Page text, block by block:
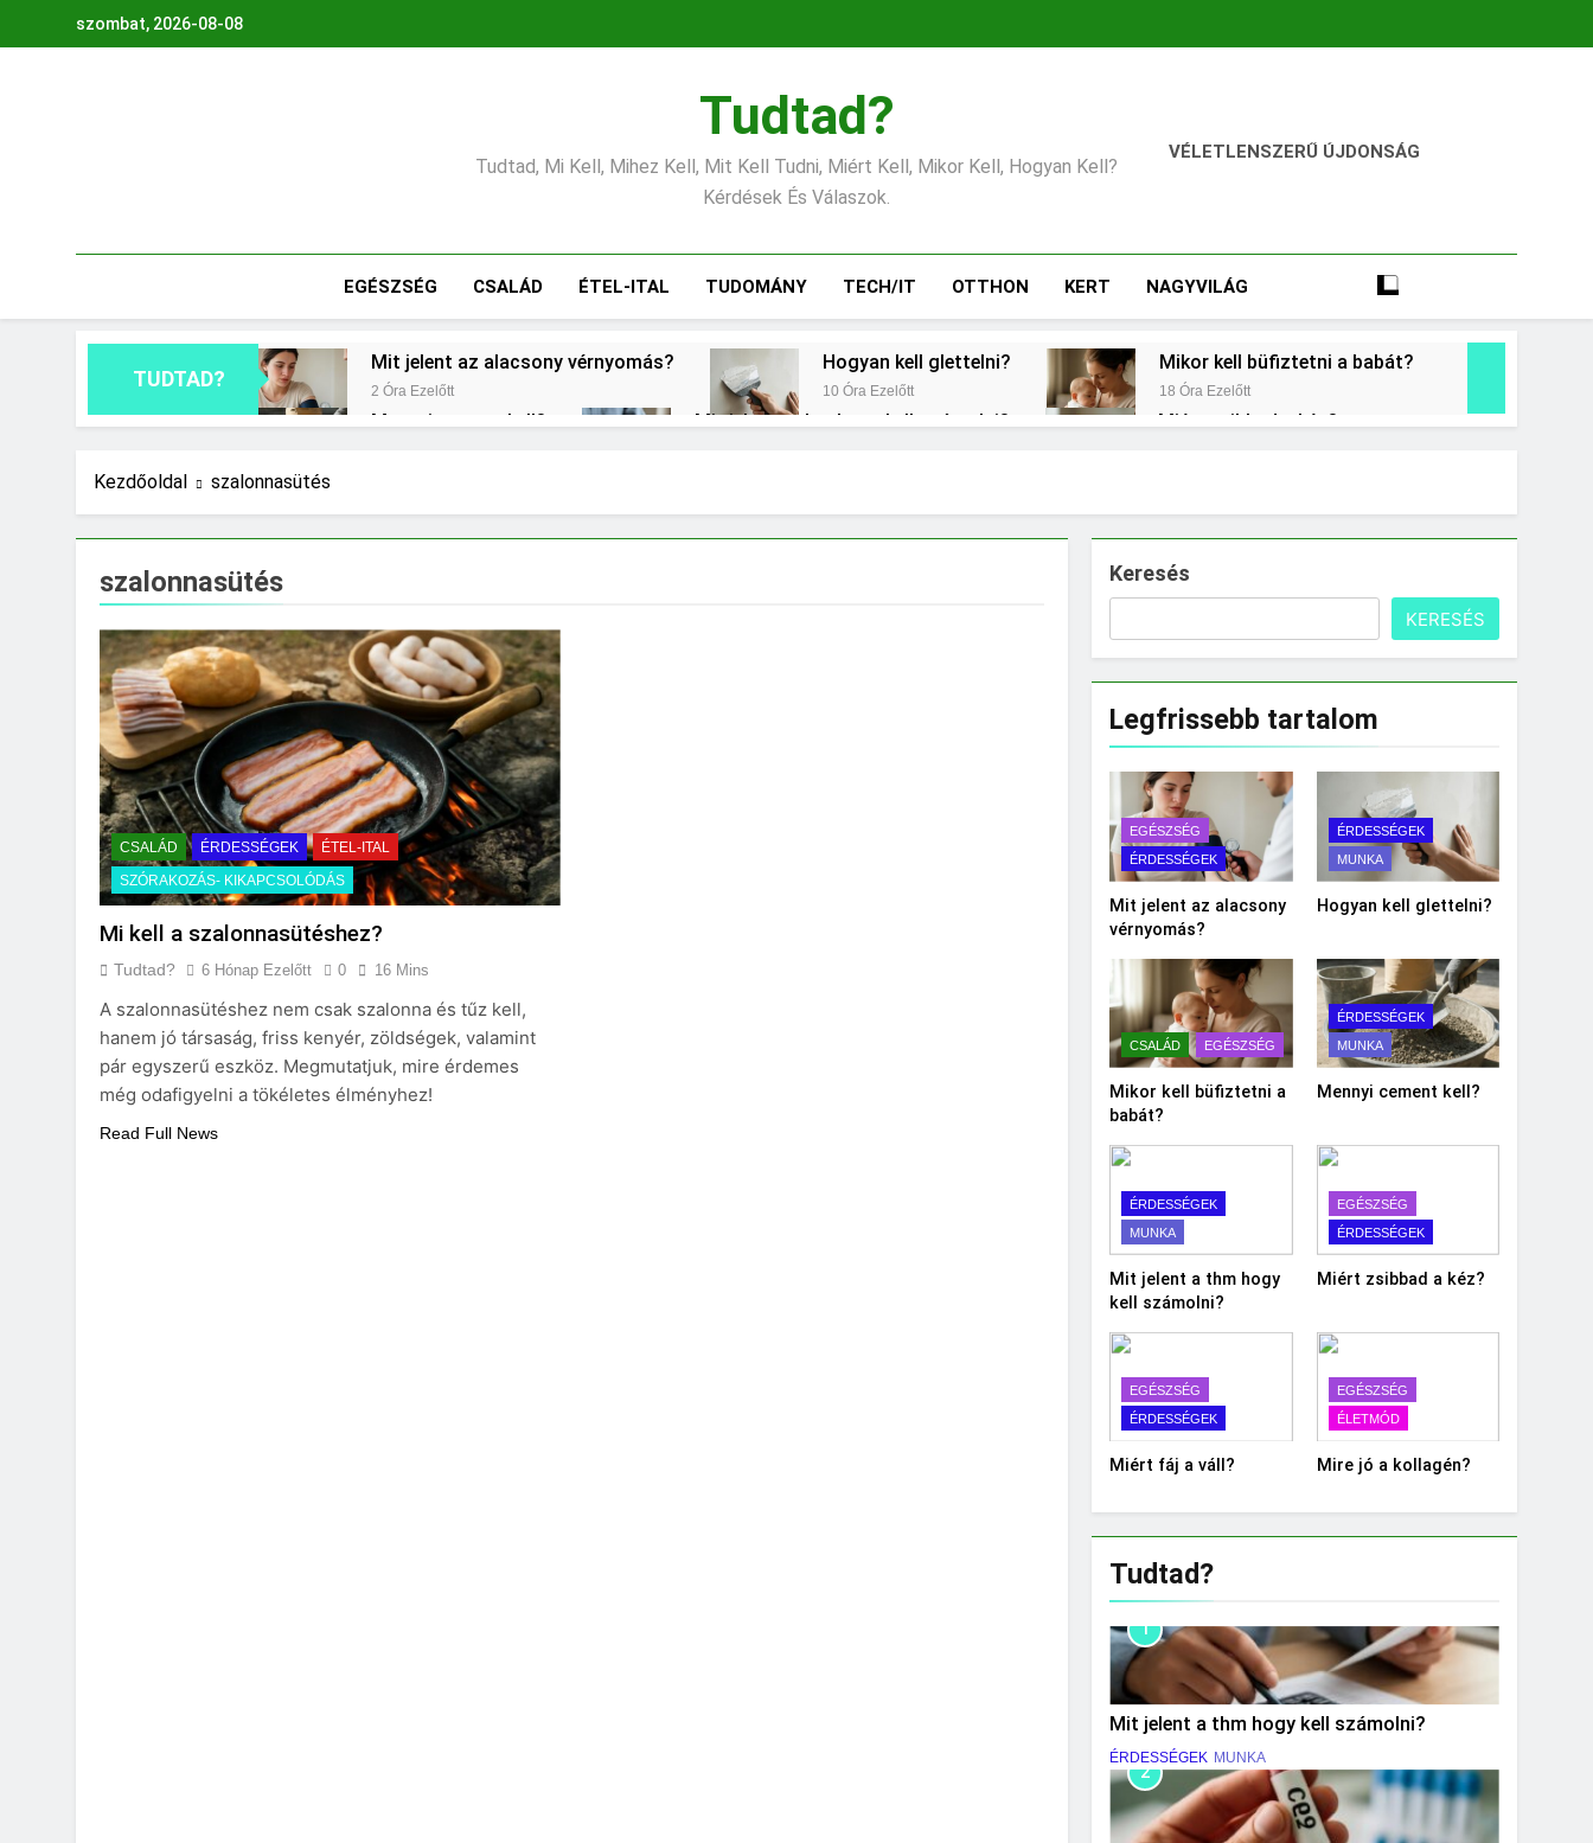
szombat, 2026-08-08
Tudtad?
Tudtad, Mi Kell, Mihez Kell, Mit Kell Tudni, Miért Kell, Mikor Kell, Hogyan Kell?
Kérdések És Válaszok.
VÉLETLENSZERŰ ÚJDONSÁG
EGÉSZSÉG CSALÁD ÉTEL-ITAL TUDOMÁNY TECH/IT OTTHON KERT NAGYVILÁG
TUDTAD?
Mit jelent az alacsony vérnyomás?
2 Óra Ezelőtt
Hogyan kell glettelni?
10 Óra Ezelőtt
Mikor kell büfiztetni a babát?
18 Óra Ezelőtt
Mennyi cement kell? Mit jelent a thm hogy kell számolni? Miért zsibbad a kéz?
Mit jelent a magas CRP?
Kezdőoldal szalonnasütés
szalonnasütés
CSALÁD ÉRDESSÉGEK
ÉTEL-ITAL
SZÓRAKOZÁS- KIKAPCSOLÓDÁS
Mi kell a szalonnasütéshez?
Tudtad? 6 Hónap Ezelőtt 0 16 Mins
A szalonnasütéshez nem csak szalonna és tűz kell,
hanem jó társaság, friss kenyér, zöldségek, valamint
pár egyszerű eszköz. Megmutatjuk, mire érdemes
még odafigyelni a tökéletes élményhez!
Read Full News
Keresés
KERESÉS
Legfrissebb tartalom
EGÉSZSÉG
ÉRDESSÉGEK
Mit jelent az alacsony
vérnyomás?
ÉRDESSÉGEK
MUNKA
Hogyan kell glettelni?
CSALÁD EGÉSZSÉG
Mikor kell büfiztetni a
babát?
ÉRDESSÉGEK
MUNKA
Mennyi cement kell?
ÉRDESSÉGEK
MUNKA
Mit jelent a thm hogy
kell számolni?
EGÉSZSÉG
ÉRDESSÉGEK
Miért zsibbad a kéz?
EGÉSZSÉG
ÉRDESSÉGEK
Miért fáj a váll?
EGÉSZSÉG
ÉLETMÓD
Mire jó a kollagén?
Tudtad?
1
Mit jelent a thm hogy kell számolni?
ÉRDESSÉGEK MUNKA
2